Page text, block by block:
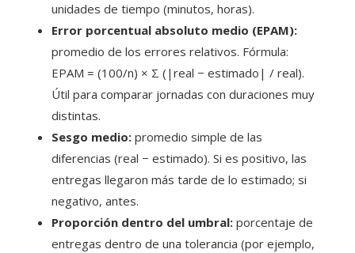
unidades de tiempo (minutos, horas).
Error porcentual absoluto medio (EPAM):
promedio de los errores relativos. Fórmula:
EPAM = (100/n) × Σ (|real − estimado| / real).
Útil para comparar jornadas con duraciones muy
distintas.
Sesgo medio: promedio simple de las
diferencias (real − estimado). Si es positivo, las
entregas llegaron más tarde de lo estimado; si
negativo, antes.
Proporción dentro del umbral: porcentaje de
entregas dentro de una tolerancia (por ejemplo,